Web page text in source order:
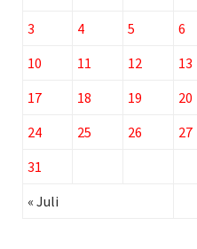
3
4 5 6
10
11 12 13
17
18 19 20
24
25 26 27
31
« Juli